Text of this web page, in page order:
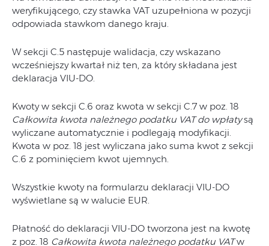
weryfikującego, czy stawka VAT uzupełniona w pozycji
odpowiada stawkom danego kraju.
W sekcji C.5 następuje walidacja, czy wskazano
wcześniejszy kwartał niż ten, za który składana jest
deklaracja VIU-DO.
Kwoty w sekcji C.6 oraz kwota w sekcji C.7 w poz. 18
Całkowita kwota należnego podatku VAT do wpłatysą
wyliczane automatycznie i podlegają modyfikacji.
Kwota w poz. 18 jest wyliczana jako suma kwot z sekcji
C.6 z pominięciem kwot ujemnych.
Wszystkie kwoty na formularzu deklaracji VIU-DO
wyświetlane są w walucie EUR.
Płatność do deklaracji VIU-DO tworzona jest na kwotę
z poz. 18 Całkowita kwota należnego podatku VATw